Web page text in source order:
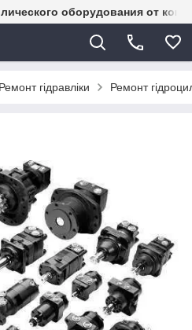
оборудования от
Ремонт гідравліки Ремонт